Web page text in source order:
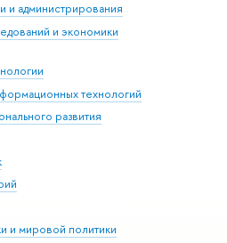
и администрирования
и экономики
технологий
развития
и мировой политики